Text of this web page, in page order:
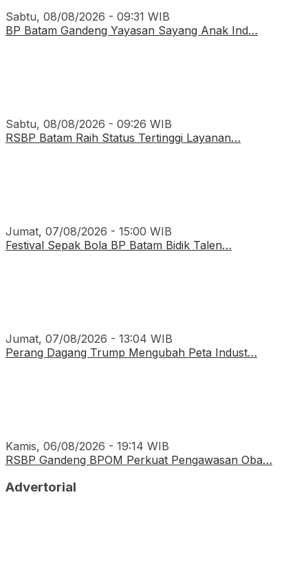
Sabtu, 08/08/2026 - 09:31 WIB
BP Batam Gandeng Yayasan Sayang Anak Ind…
Sabtu, 08/08/2026 - 09:26 WIB
RSBP Batam Raih Status Tertinggi Layanan…
Jumat, 07/08/2026 - 15:00 WIB
Festival Sepak Bola BP Batam Bidik Talen…
Jumat, 07/08/2026 - 13:04 WIB
Perang Dagang Trump Mengubah Peta Indust…
Kamis, 06/08/2026 - 19:14 WIB
RSBP Gandeng BPOM Perkuat Pengawasan Oba…
Advertorial